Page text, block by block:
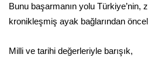
Bunu başarmanın yolu Türkiye’nin,
kronikleşmiş ayak bağlarından
Milli ve tarihi değerleriyle barışık,